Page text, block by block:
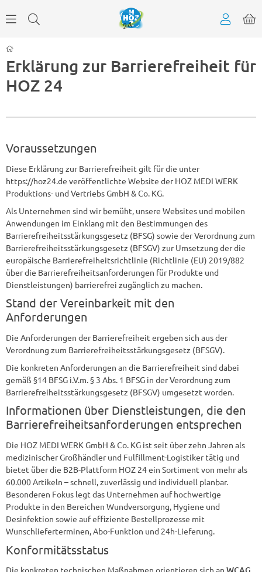
Erklärung zur Barrierefreiheit für
HOZ 24
Voraussetzungen
Diese Erklärung zur Barrierefreiheit gilt für die unter
https://hoz24.de veröffentlichte Website der HOZ MEDI WERK
Produktions- und Vertriebs GmbH & Co. KG.
Als Unternehmen sind wir bemüht, unsere Websites und mobilen
Anwendungen im Einklang mit den Bestimmungen des
Barrierefreiheitsstärkungsgesetz (BFSG) sowie der Verordnung zum
Barrierefreiheitsstärkungsgesetz (BFSGV) zur Umsetzung der die
europäische Barrierefreiheitsrichtlinie (Richtlinie (EU) 2019/882
über die Barrierefreiheitsanforderungen für Produkte und
Dienstleistungen) barrierefrei zugänglich zu machen.
Stand der Vereinbarkeit mit den
Anforderungen
Die Anforderungen der Barrierefreiheit ergeben sich aus der
Verordnung zum Barrierefreiheitsstärkungsgesetz (BFSGV).
Die konkreten Anforderungen an die Barrierefreiheit sind dabei
gemäß §14 BFSG i.V.m. § 3 Abs. 1 BFSG in der Verordnung zum
Barrierefreiheitsstärkungsgesetz (BFSGV) umgesetzt worden.
Informationen über Dienstleistungen, die den
Barrierefreiheitsanforderungen entsprechen
Die HOZ MEDI WERK GmbH & Co. KG ist seit über zehn Jahren als
medizinischer Großhändler und Fulfillment-Logistiker tätig und
bietet über die B2B-Plattform HOZ 24 ein Sortiment von mehr als
60.000 Artikeln – schnell, zuverlässig und individuell planbar.
Besonderen Fokus legt das Unternehmen auf hochwertige
Produkte in den Bereichen Wundversorgung, Hygiene und
Desinfektion sowie auf effiziente Bestellprozesse mit
Wunschlieferterminen, Abo-Funktion und 24h-Lieferung.
Konformitätsstatus
Die konkreten technischen Maßnahmen orientieren sich an